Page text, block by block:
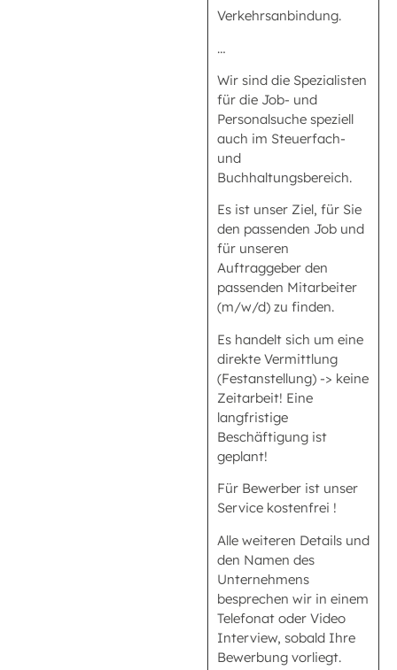
Verkehrsanbindung.
…
Wir sind die Spezialisten
für die Job- und
Personalsuche speziell
auch im Steuerfach-
und
Buchhaltungsbereich.
Es ist unser Ziel, für Sie
den passenden Job und
für unseren
Auftraggeber den
passenden Mitarbeiter
(m/w/d) zu finden.
Es handelt sich um eine
direkte Vermittlung
(Festanstellung) -> keine
Zeitarbeit! Eine
langfristige
Beschäftigung ist
geplant!
Für Bewerber ist unser
Service kostenfrei !
Alle weiteren Details und
den Namen des
Unternehmens
besprechen wir in einem
Telefonat oder Video
Interview, sobald Ihre
Bewerbung vorliegt.